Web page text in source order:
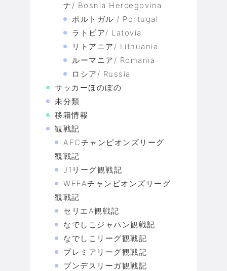
ナ/ Bosnia Hercegovina
ポルトガル / Portugal
ラトビア/ Latovia
リトアニア/ Lithuania
ルーマニア/ Romania
ロシア/ Russia
サッカーほのぼの
未分類
移籍情報
観戦記
AFCチャンピオンズリーグ
観戦記
J1リーグ観戦記
WEFAチャンピオンズリーグ
観戦記
セリエA観戦記
なでしこジャパン観戦記
なでしこリーグ観戦記
プレミアリーグ観戦記
ブンデスリーガ観戦記